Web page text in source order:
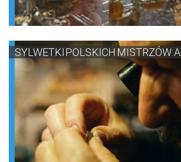
SYLWETKI POLSKICH MISTRZÓW: